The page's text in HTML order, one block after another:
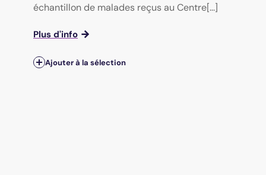
échantillon de malades reçus au Centre[...]
Plus d'info
Ajouter à la sélection